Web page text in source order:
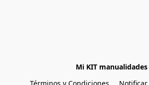
Mi KIT manualidades